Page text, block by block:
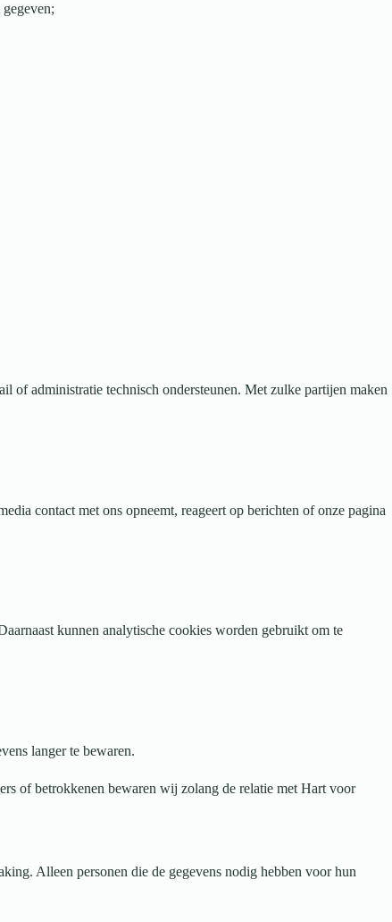
of administratie technisch ondersteunen. Met zulke partijen maken
contact met ons opneemt, reageert op berichten of onze pagina
kunnen analytische cookies worden gebruikt om te
langer te bewaren.
of betrokkenen bewaren wij zolang de relatie met Hart voor
Alleen personen die de gegevens nodig hebben voor hun